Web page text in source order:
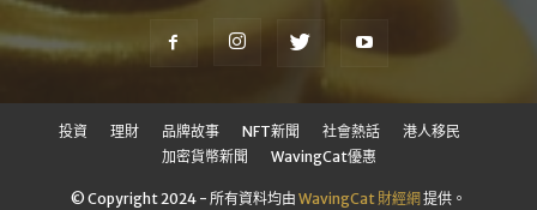
投資 理財 品牌故事 NFT新聞 社會熱話
港人移民
加密貨幣新聞
WavingCat優惠
© Copyright 2024 - 所有資料均由 WavingCat 財經網提供。